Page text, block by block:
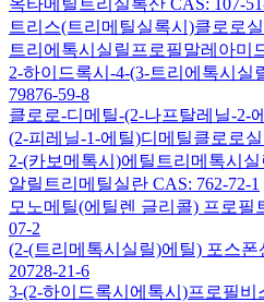
옥타메틸트리실록산 CAS: 107-
트리스(트리메틸실록시)클로로
트리에톡시실릴프로필말레아미
2-하이드록시-4-(3-트리에톡시실
79876-59-8
클로로-디메틸-(2-나프탈레닐-2-
(2-피레닐-1-에틸)디메틸클로로실
2-(카보메톡시)에틸트리메톡시실
알릴트리메틸실란 CAS: 762-72-1
모노메틸(에틸렌 글리콜) 프로필
07-2
(2-(트리메톡시실릴)에틸) 포스
20728-21-6
3-(2-하이드록시에톡시)프로필